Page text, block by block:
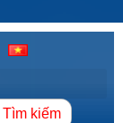
Tìm kiếm